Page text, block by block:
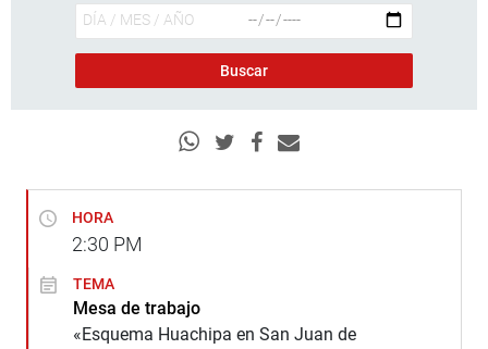
HORA
2:30 PM
TEMA
Mesa de trabajo
«Esquema Huachipa en San Juan de